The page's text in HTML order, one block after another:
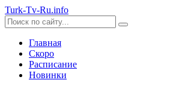
Turk-Tv-Ru.info
Главная
Скоро
Расписание
Новинки